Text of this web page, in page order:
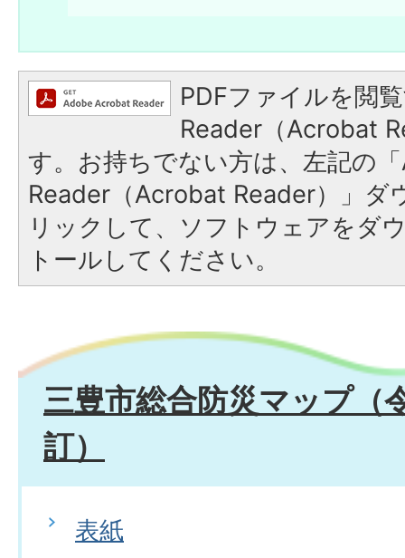
PDFファイルを閲
Reader（Acrobat
す。お持ちでない方は、左記の
Reader（Acrobat Reader）」ダ
リックして、ソフトウェアをダ
トールしてください。
三豊市総合防災マップ（
訂）
表紙